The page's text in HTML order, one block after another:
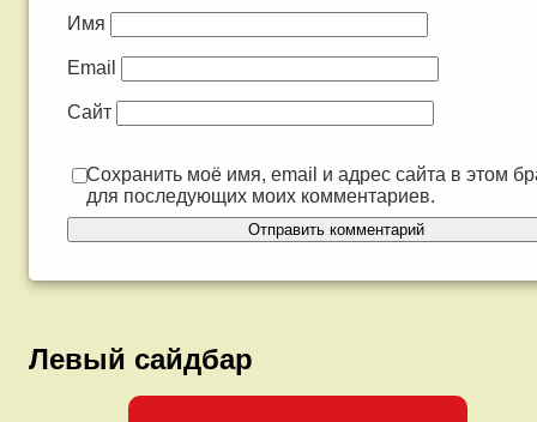
Имя
Email
Сайт
Сохранить моё имя, email и адрес сайта в этом
для последующих моих комментариев.
Левый сайдбар